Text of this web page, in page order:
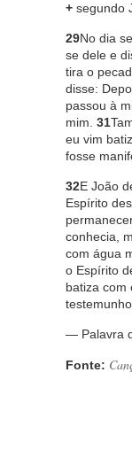
+ segundo
29No dia
se dele e
tira o
disse:
passou à
mim. 31
eu vim
fosse
32E João
Espírito
conhecia,
com água
o Espírito
batiza com
— Palavra
Fonte: